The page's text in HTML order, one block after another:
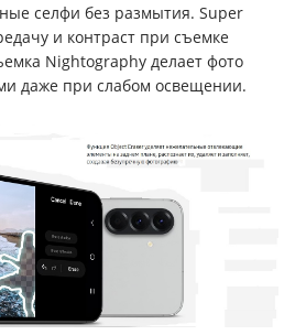
селфи без размытия. Super
и контраст при съемке
Nightography делает фото
даже при слабом освещении.